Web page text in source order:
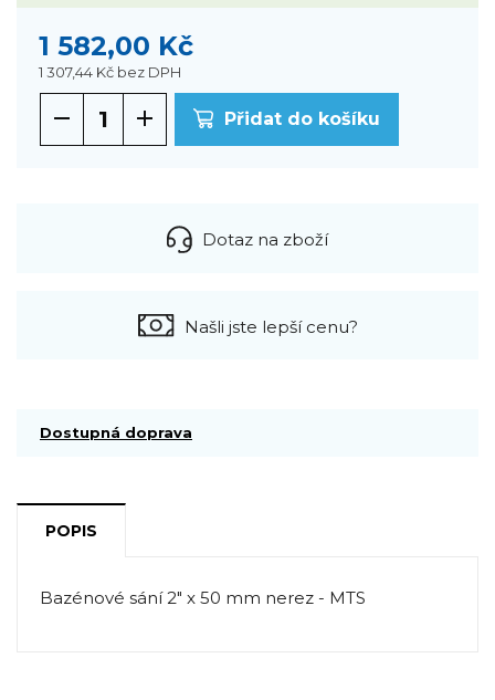
1 582,00 Kč
1 307,44 Kč bez DPH
Přidat do košíku
Dotaz na zboží
Našli jste lepší cenu?
Dostupná doprava
POPIS
Bazénové sání 2" x 50 mm nerez - MTS